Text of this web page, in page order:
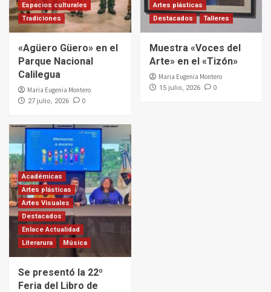
Espacios culturales
Tradiciones
«Agüero Güero» en el
Parque Nacional
Calilegua
Maria Eugenia Montero
27 julio, 2026 0
Artes plásticas
Destacados
Talleres
Muestra «Voces del
Arte» en el «Tizón»
Maria Eugenia Montero
15 julio, 2026 0
Académicas
Artes plásticas
Artes Visuales
Destacados
Enlace Actualidad
Literarura
Música
Se presentó la 22º
Feria del Libro de